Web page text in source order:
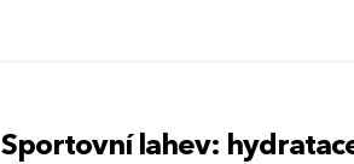
Sportovní lahev: